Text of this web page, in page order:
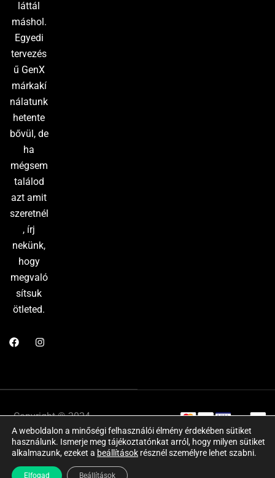
láttál
máshol.
Egyedi
tervezés
ű GenX
márkakí
nálatunk
hetente
bővül, de
ha
mégsem
találod
azt amit
szeretnél
, írj
nekünk,
hogy
megvaló
sítsuk
ötleted.
Copyright © 2024
Website by:
Marketing Market–
Minden jog
tájékoztató
ÁSZF Impresszum
A weboldalon a minőségi felhasználói élmény érdekében sütiket
használunk. Ismerje meg tájékoztatónkat arról, hogy milyen sütiket
alkalmazunk, ezeket a beállítások résznél személyre lehet szabni.
Elfogad Beállítások